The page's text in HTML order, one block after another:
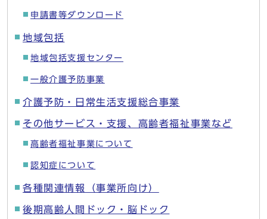
申請書等ダウンロード
地域包括
地域包括支援センター
一般介護予防事業
介護予防・日常生活支援総合事業
その他サービス・支援、高齢者福祉事業など
高齢者福祉事業について
認知症について
各種関連情報（事業所向け）
後期高齢人間ドック・脳ドック